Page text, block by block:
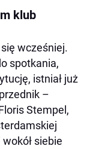
klub
wcześniej.
spotkania,
istniał już
–
Stempel,
siebie